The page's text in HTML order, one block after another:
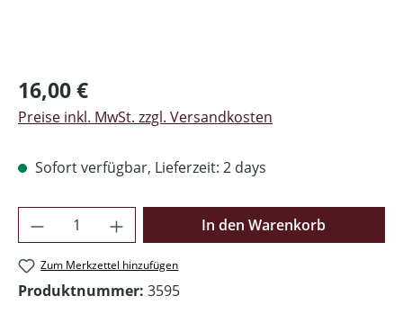
Regulärer Preis:
16,00 €
Preise inkl. MwSt. zzgl. Versandkosten
Sofort verfügbar, Lieferzeit: 2 days
Produkt Anzahl: Gib den gewünschten
In den Warenkorb
Zum Merkzettel hinzufügen
Produktnummer: 3595